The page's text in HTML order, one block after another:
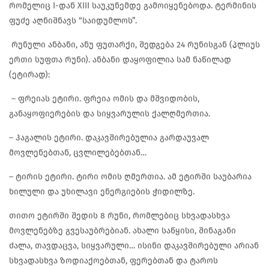
რომელიც I-დან XIII საუკუნემდე გამოიყენებოდა. ტერმინის
ფუძე აღნიშნავს “საიდუმლოს”.
რუნული ანბანი, ანუ ფუთარქი, შედგება 24 რუნისგან (პლიუს
ერთი სუფთა რუნი). ანბანი დაყოფილია სამ ნაწილად
(ეტირად):
– ფრეიას ეტირი. ფრეია ომის და მშვიდობის,
განაყოფიერების და სიყვარულის ქალღმერთია.
– ჰაგალის ეტირი. დაკავშირებულია გარდაუვალ
მოვლენებთან, ცვლილებებთან…
– ტირის ეტირი. ტირი ომის ღმერთია. ამ ეტირში საუბარია
ხილული და უხილავი ენერგიების ჭიდილზე.
თითო ეტირში შედის 8 რუნი, რომლებიც სხვადასხვა
მოვლენებზე გვესაუბრებიან. ახალი საწყისი, შინაგანი
ძალა, თავდაცვა, სიყვარული… ისინი დაკავშირებული არიან
სხვადასხვა ზოდიაქოებთან, ფერებთან და ტაროს